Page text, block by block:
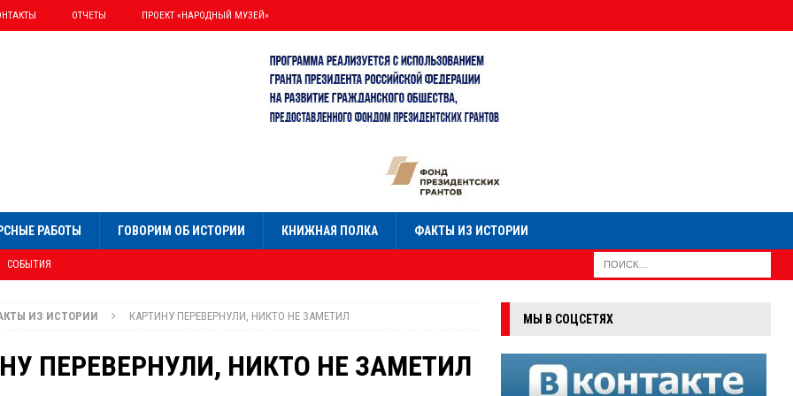
ОТЧЕТЫ ПРОЕКТ «НАРОДНЫЙ МУЗЕЙ»
РАБОТЫ ГОВОРИМ ОБ ИСТОРИИ КНИЖНАЯ ПОЛКА ФАКТЫ ИЗ ИСТОРИИ
СОБЫТИЯ
ПАЛЛАДИН
ИЗ ИСТОРИИ КАРТИНУ ПЕРЕВЕРНУЛИ, НИКТО НЕ ЗАМЕТИЛ
ПЕРЕВЕРНУЛИ, НИКТО НЕ ЗАМЕТИЛ
МЫ В СОЦСЕТЯХ